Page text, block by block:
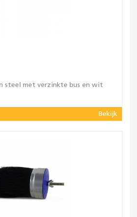
steel met verzinkte bus en wit
Bekijk